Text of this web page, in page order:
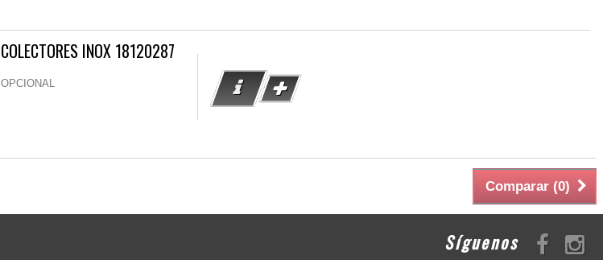
COLECTORES INOX 18120287
OPCIONAL
Comparar (0)
Síguenos